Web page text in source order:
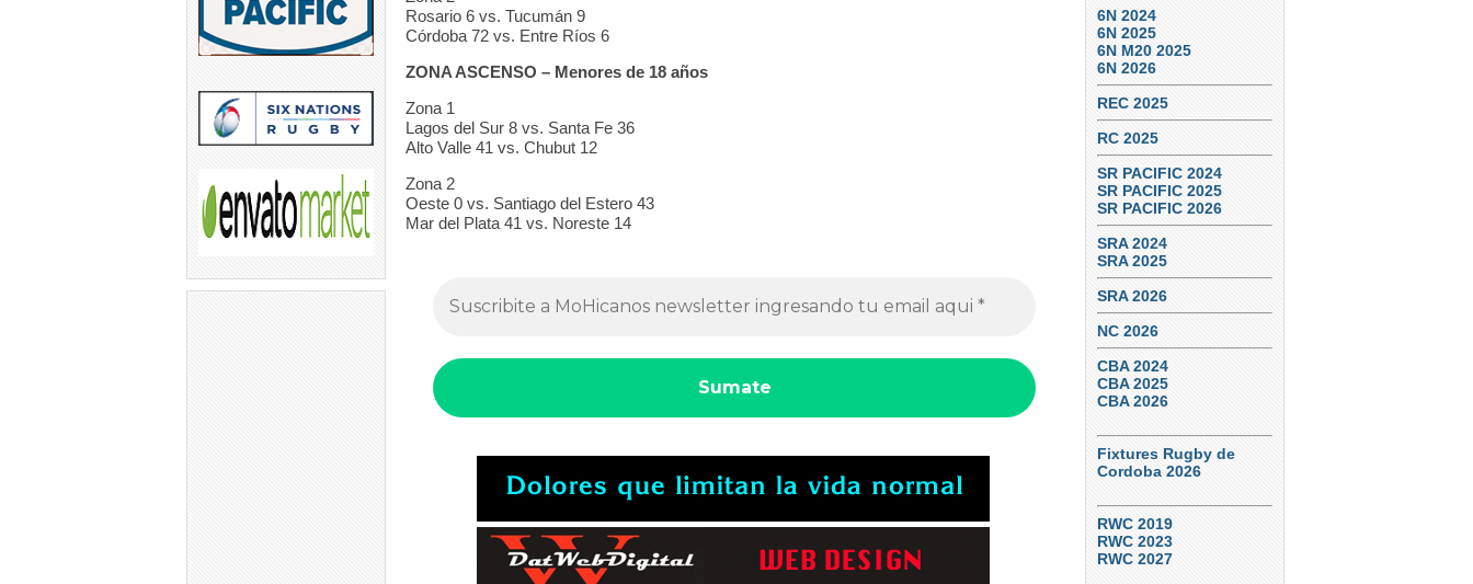
Rosario 6 vs. Tucumán 9
Córdoba 72 vs. Entre Ríos 6
ZONA ASCENSO – Menores de 18 años
Zona 1
Lagos del Sur 8 vs. Santa Fe 36
Alto Valle 41 vs. Chubut 12
Zona 2
Oeste 0 vs. Santiago del Estero 43
Mar del Plata 41 vs. Noreste 14
6N 2024
6N 2025
6N M20 2025
6N 2026
REC 2025
RC 2025
SR PACIFIC 2024
SR PACIFIC 2025
SR PACIFIC 2026
SRA 2024
SRA 2025
SRA 2026
NC 2026
CBA 2024
CBA 2025
CBA 2026
Fixtures Rugby de
Cordoba 2026
RWC 2019
RWC 2023
RWC 2027